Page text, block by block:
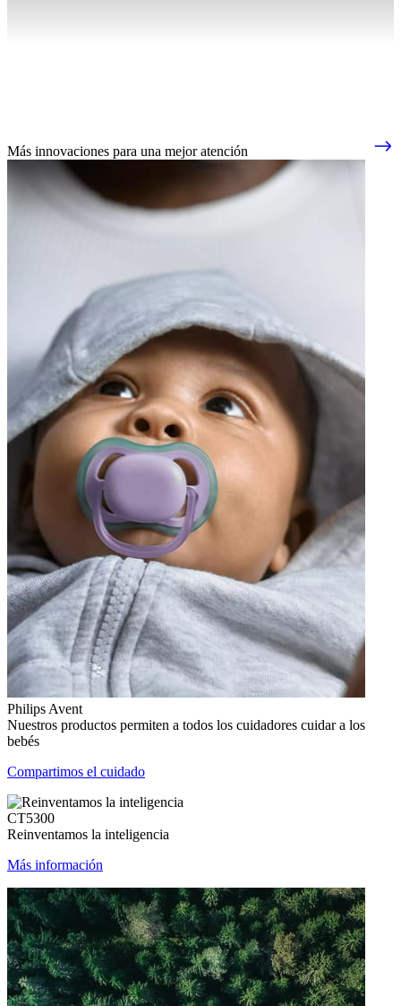
Más innovaciones para una mejor atención
Philips Avent
Nuestros productos permiten a todos los cuidadores cuidar a los
bebés
Compartimos el cuidado
CT5300
Reinventamos la inteligencia
Más información